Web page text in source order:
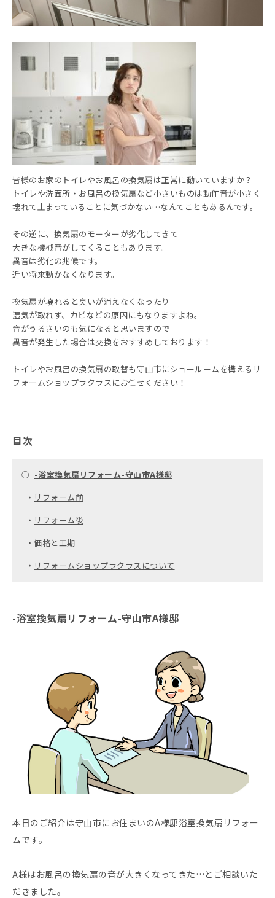
皆様のお家のトイレやお風呂の換気扇は正常に動いていますか？
トイレや洗面所・お風呂の換気扇など小さいものは動作音が小さく
壊れて止まっていることに気づかない…なんてこともあるんです。
その逆に、換気扇のモーターが劣化してきて
大きな機械音がしてくることもあります。
異音は劣化の兆候です。
近い将来動かなくなります。
換気扇が壊れると臭いが消えなくなったり
湿気が取れず、カビなどの原因にもなりますよね。
音がうるさいのも気になると思いますので
異音が発生した場合は交換をおすすめしております！
トイレやお風呂の換気扇の取替も守山市にショールームを構えるリ
フォームショップラクラスにお任せください！
目次
○ -浴室換気扇リフォーム-守山市A様邸
・ リフォーム前
・ リフォーム後
・ 価格と工期
・ リフォームショップラクラスについて
-浴室換気扇リフォーム-守山市A様邸
本日のご紹介は守山市にお住まいのA様邸浴室換気扇リフォー
ムです。
A様はお風呂の換気扇の音が大きくなってきた…とご相談いた
だきました。